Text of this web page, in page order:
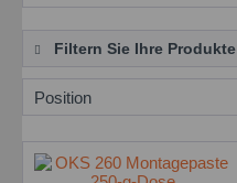
Filtern Sie Ihre Produkte